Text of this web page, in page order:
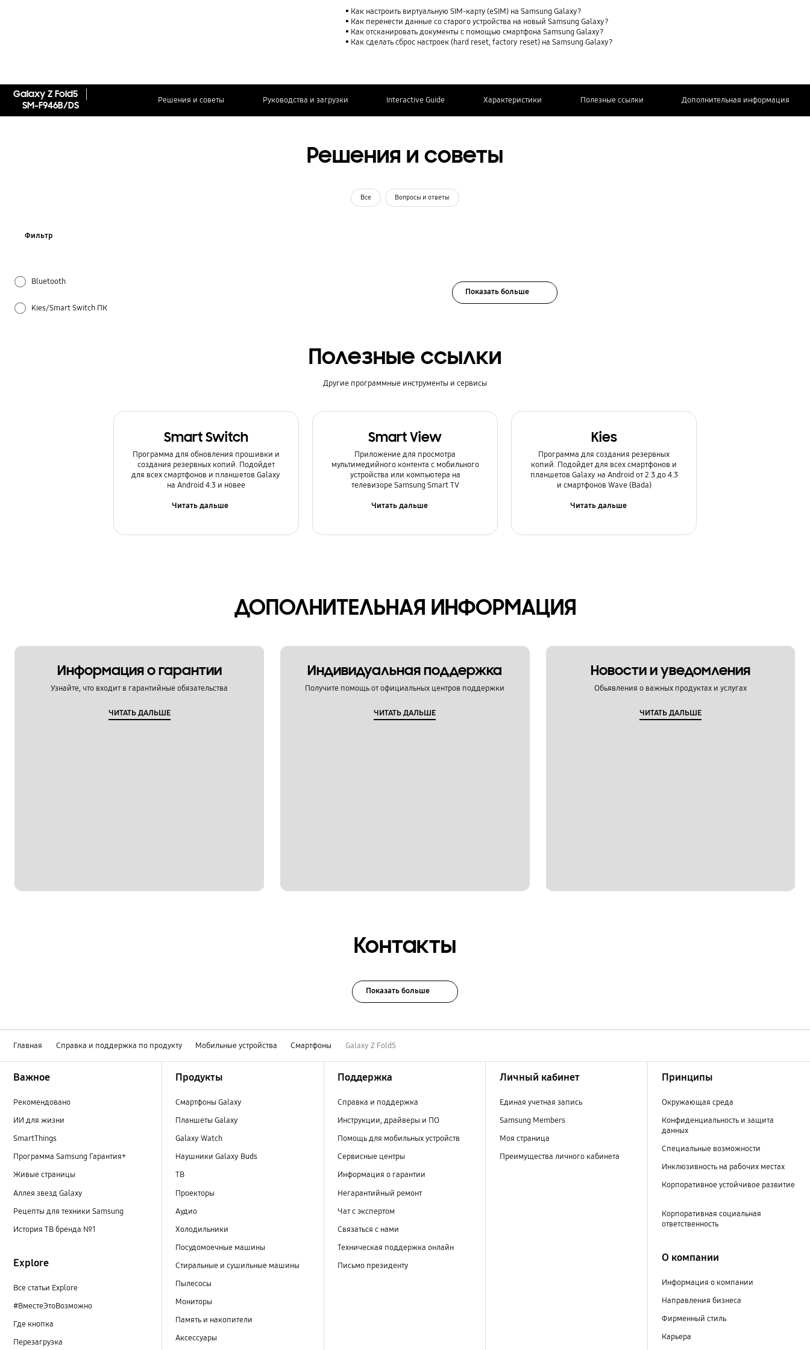
Как настроить виртуальную SIM-карту (eSIM) на Samsung Galaxy?
Как перенести данные со старого устройства на новый Samsung Galaxy?
Как отсканировать документы с помощью смартфона Samsung Galaxy?
Как сделать сброс настроек (hard reset, factory reset) на Samsung Galaxy?
Galaxy Z Fold5
SM-F946B/DS
Решения и советы Руководства и загрузки Interactive Guide Характеристики Полезные ссылки Дополнительная информация
Решения и советы
Все Вопросы и ответы
Фильтр
Bluetooth
Kies/Smart Switch ПК
Питание / Зарядка
Показать больше
Полезные ссылки
Другие программные инструменты и сервисы
Smart Switch
Программа для обновления прошивки и
создания резервных копий. Подойдет
для всех смартфонов и планшетов Galaxy
на Android 4.3 и новее
Читать дальше
Smart View
Приложение для просмотра
мультимедийного контента с мобильного
устройства или компьютера на
телевизоре Samsung Smart TV
Читать дальше
Kies
Программа для создания резервных
копий. Подойдет для всех смартфонов и
планшетов Galaxy на Android от 2.3 до 4.3
и смартфонов Wave (Bada)
Читать дальше
ДОПОЛНИТЕЛЬНАЯ ИНФОРМАЦИЯ
Информация о гарантии
Узнайте, что входит в гарантийные обязательства
ЧИТАТЬ ДАЛЬШЕ
Индивидуальная поддержка
Получите помощь от официальных центров поддержки
ЧИТАТЬ ДАЛЬШЕ
Новости и уведомления
Обьявления о важных продуктах и услугах
ЧИТАТЬ ДАЛЬШЕ
Контакты
Показать больше
Главная Справка и поддержка по продукту Мобильные устройства Смартфоны Galaxy Z Fold5
Важное
Рекомендовано
ИИ для жизни
SmartThings
Программа Samsung Гарантия+
Живые страницы
Аллея звезд Galaxy
Рецепты для техники Samsung
История ТВ бренда №1
Explore
Все статьи Explore
#ВместеЭтоВозможно
Где кнопка
Перезагрузка
Продукты
Смартфоны Galaxy
Планшеты Galaxy
Galaxy Watch
Наушники Galaxy Buds
ТВ
Проекторы
Аудио
Холодильники
Посудомоечные машины
Стиральные и сушильные машины
Пылесосы
Мониторы
Память и накопители
Аксессуары
Поддержка
Справка и поддержка
Инструкции, драйверы и ПО
Помощь для мобильных устройств
Сервисные центры
Информация о гарантии
Негарантийный ремонт
Чат с экспертом
Связаться с нами
Техническая поддержка онлайн
Письмо президенту
Личный кабинет
Единая учетная запись
Samsung Members
Моя страница
Преимущества личного кабинета
Принципы
Окружающая среда
Конфиденциальность и защита
данных
Специальные возможности
Инклюзивность на рабочих местах
Корпоративное устойчивое развитие
Корпоративная социальная
ответственность
О компании
Информация о компании
Направления бизнеса
Фирменный стиль
Карьера